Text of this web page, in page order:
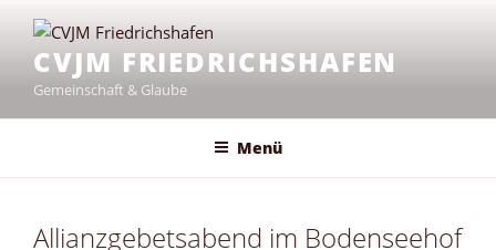
Inhalt
springenCVJM FRIEDRICHSHAFEN
Gemeinschaft & Glaube
Menü
Allianzgebetsabend im Bodenseehof